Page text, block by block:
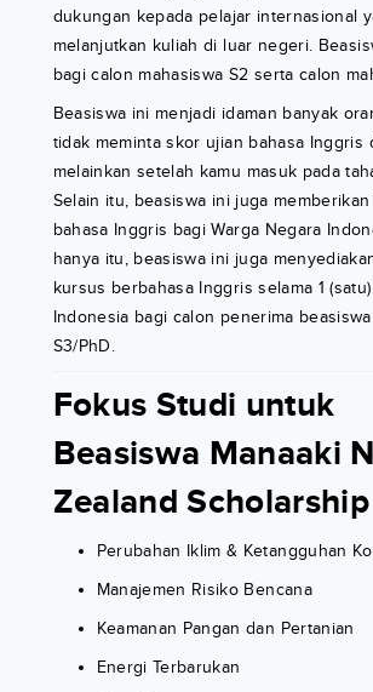
dukungan kepada pelajar internasional
melanjutkan kuliah di luar negeri.
bagi calon mahasiswa S2 serta calon
Beasiswa ini menjadi idaman banyak
tidak meminta skor ujian bahasa Inggris
melainkan setelah kamu masuk pada
Selain itu, beasiswa ini juga
bahasa Inggris bagi Warga Negara
hanya itu, beasiswa ini juga
kursus berbahasa Inggris selama 1
Indonesia bagi calon penerima
S3/PhD.
Fokus Studi untuk
Beasiswa Manaaki
Zealand Scholarship
Perubahan Iklim & Ketangguhan
Manajemen Risiko Bencana
Keamanan Pangan dan Pertanian
Energi Terbarukan